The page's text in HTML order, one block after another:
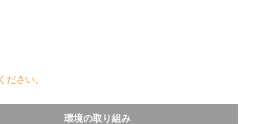
さい。
環境の取り組み